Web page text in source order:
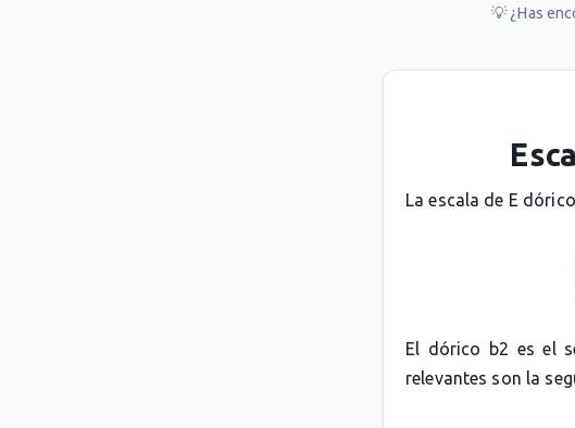
💡 ¿Has
La escala de E
El dórico b2 es el
relevantes son la